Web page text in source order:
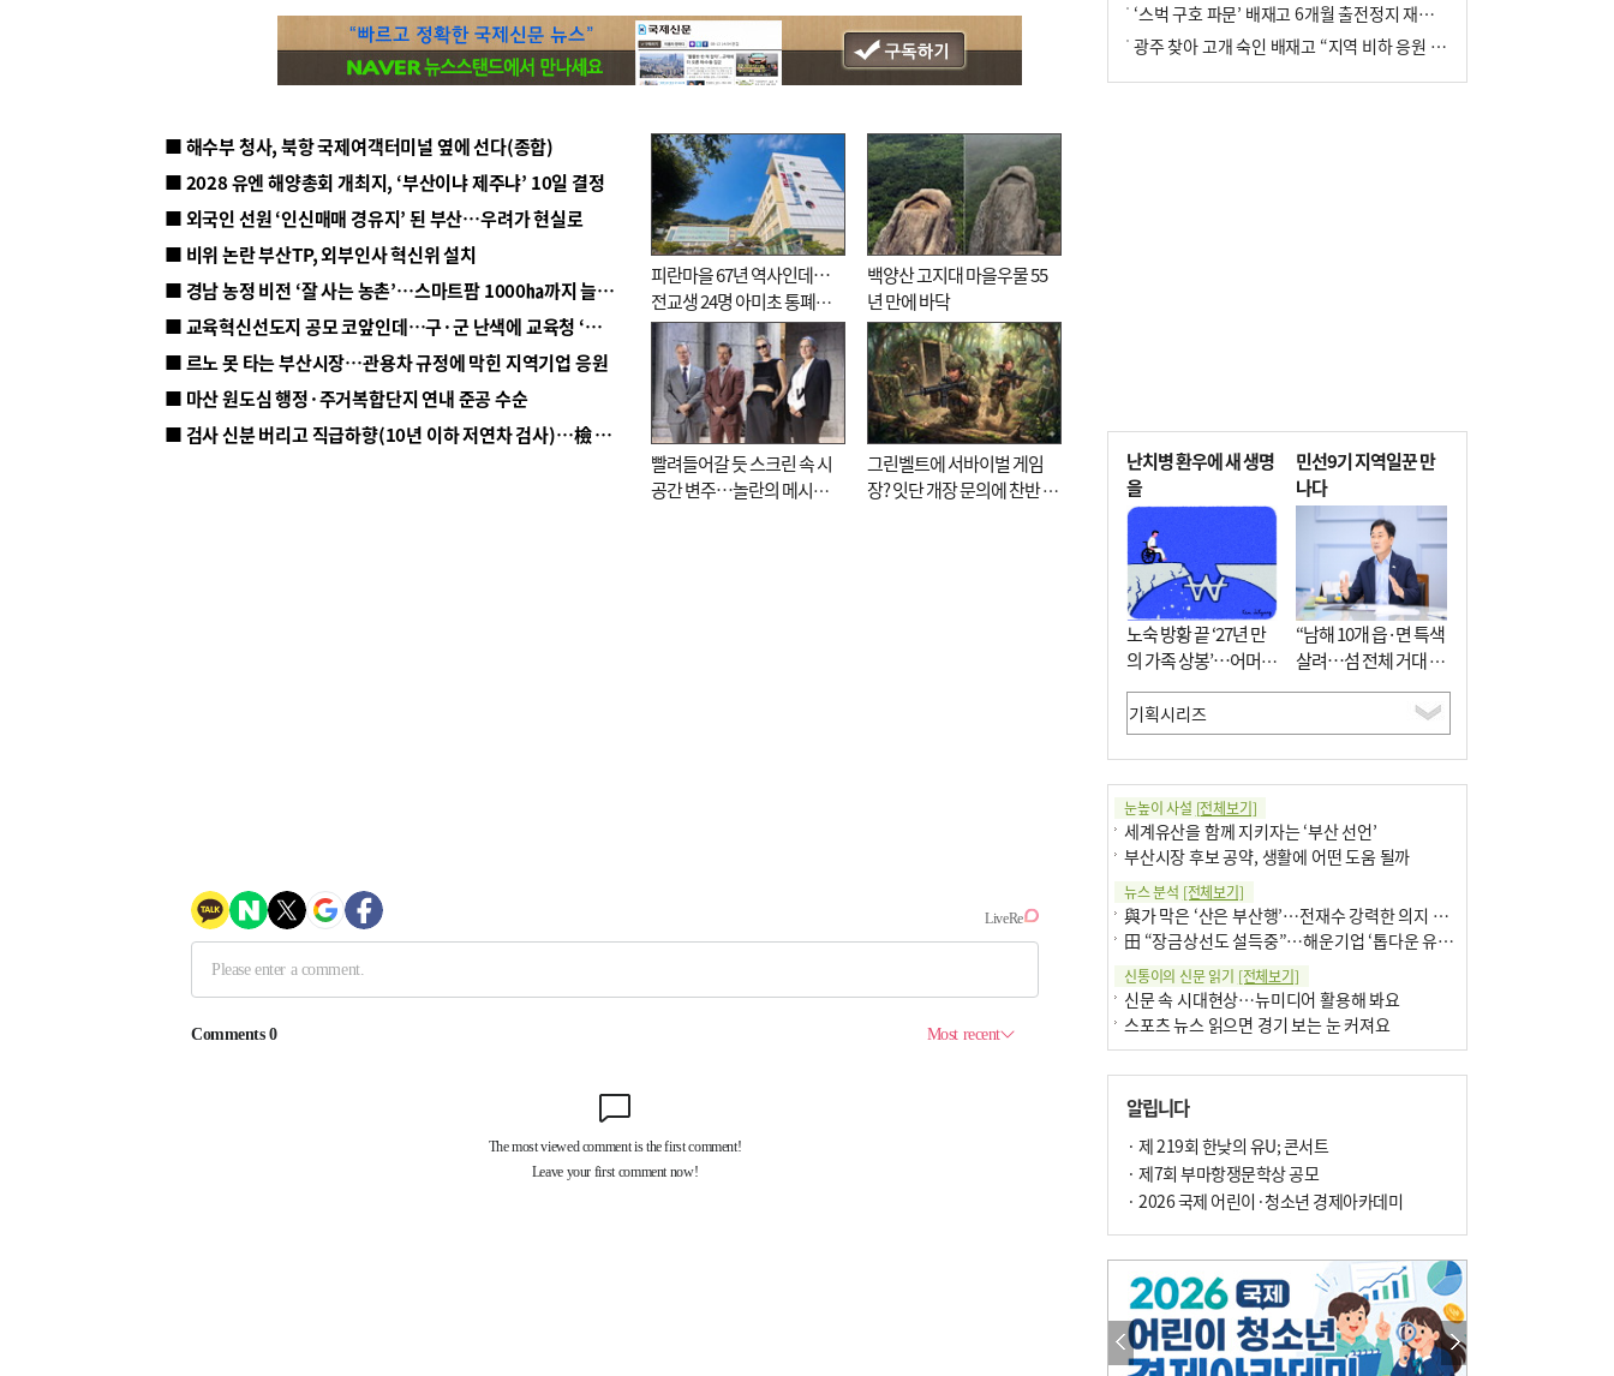
■ 해수부 청사, 북항 국제여객터미널 옆에 선다(종합)
■ 2028 유엔 해양총회 개최지, ‘부산이냐 제주냐’ 10일 결정
■ 외국인 선원 ‘인신매매 경유지’ 된 부산…우려가 현실로
■ 비위 논란 부산TP, 외부인사 혁신위 설치
■ 경남 농정 비전 ‘잘 사는 농촌’…스마트팜 1000㏊까지 늘린다
■ 교육혁신선도지 공모 코앞인데…구·군 난색에 교육청 ‘쩔쩔’
■ 르노 못 타는 부산시장…관용차 규정에 막힌 지역기업 응원
■ 마산 원도심 행정·주거복합단지 연내 준공 수순
■ 검사 신분 버리고 직급하향(10년 이하 저연차 검사)…檢 중수청행 기피
피란마을 67년 역사인데…
전교생 24명 아미초 통폐합
기로
백양산 고지대 마을우물 55
년 만에 바닥
빨려들어갈 듯 스크린 속 시
공간 변주…놀란의 메시지
그린벨트에 서바이벌 게임
장? 잇단 개장 문의에 찬반 논
‘스벅 구호 파문’ 배재고 6개월 출전정지 재심 신청키로
광주 찾아 고개 숙인 배재고 “지역 비하 응원 잘못”(종합)
난치병 환우에 새 생명
을
노숙 방황 끝 ‘27년 만
의 가족 상봉’…어머니
와 행복 꿈꿔
민선9기 지역일꾼 만
나다
“남해 10개 읍·면 특색
살려…섬 전체 거대 정
원으로 조성”
눈높이 사설 [전체보기]
세계유산을 함께 지키자는 ‘부산 선언’
부산시장 후보 공약, 생활에 어떤 도움 될까
뉴스 분석 [전체보기]
與가 막은 ‘산은 부산행’…전재수 강력한 의지 표명 없인 공염불
田 “장금상선도 설득중”…해운기업 ‘톱다운 유치전’ 가속
신통이의 신문 읽기 [전체보기]
신문 속 시대현상…뉴미디어 활용해 봐요
스포츠 뉴스 읽으면 경기 보는 눈 커져요
구·군 승진 축하화분 관행 없애자니 소상공인 울상
팩트체크[전체보기]
의령 한우산 털중나리
한 손 뉴스[전체보기]
시민이 개발한 폭염 대응 앱 ‘그늘로’ 길안내 지도 등 인기
골목 맛집 발굴 고메 셀렉션…부산시, 페스티벌 시월 연계
알립니다
· 제 219회 한낮의 유U; 콘서트
· 제7회 부마항쟁문학상 공모
· 2026 국제 어린이·청소년 경제아카데미